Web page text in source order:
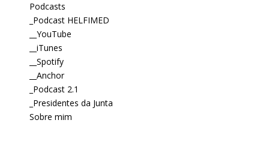
Podcasts
_Podcast HELFIMED
__YouTube
__iTunes
__Spotify
__Anchor
_Podcast 2.1
_Presidentes da Junta
Sobre mim